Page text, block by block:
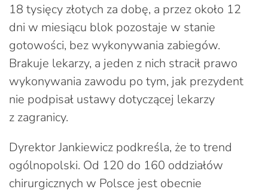
18 tysięcy złotych za dobę, a przez około 12
dni w miesiącu blok pozostaje w stanie
gotowości, bez wykonywania zabiegów.
Brakuje lekarzy, a jeden z nich stracił prawo
wykonywania zawodu po tym, jak prezydent
nie podpisał ustawy dotyczącej lekarzy
z zagranicy.
Dyrektor Jankiewicz podkreśla, że to trend
ogólnopolski. Od 120 do 160 oddziałów
chirurgicznych w Polsce jest obecnie